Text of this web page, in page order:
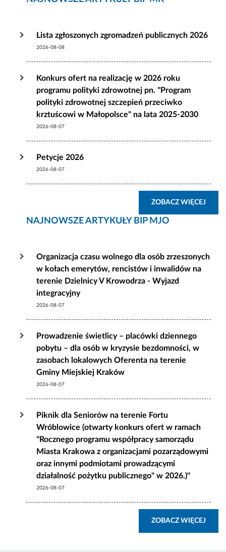
Lista zgłoszonych zgromadzeń publicznych 2026
2026-08-08
Konkurs ofert na realizację w 2026 roku
programu polityki zdrowotnej pn. "Program
polityki zdrowotnej szczepień przeciwko
krztuścowi w Małopolsce" na lata 2025-2030
2026-08-07
Petycje 2026
2026-08-07
ZOBACZ WIĘCEJ
NAJNOWSZE ARTYKUŁY BIP MJO
Organizacja czasu wolnego dla osób zrzeszonych
w kołach emerytów, rencistów i inwalidów na
terenie Dzielnicy V Krowodrza - Wyjazd
integracyjny
2026-08-07
Prowadzenie świetlicy – placówki dziennego
pobytu – dla osób w kryzysie bezdomności, w
zasobach lokalowych Oferenta na terenie
Gminy Miejskiej Kraków
2026-08-07
Piknik dla Seniorów na terenie Fortu
Wróblowice (otwarty konkurs ofert w ramach
"Rocznego programu współpracy samorządu
Miasta Krakowa z organizacjami pozarządowymi
oraz innymi podmiotami prowadzącymi
działalność pożytku publicznego" w 2026.)"
2026-08-07
ZOBACZ WIĘCEJ